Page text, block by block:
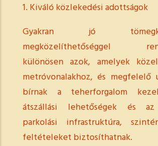
1. Kiváló közlekedési adottságok
Gyakran jó
megközelíthetőséggel
különösen azok, amelyek
metróvonalakhoz, és megfelelő
bírnak a teherforgalom
átszállási lehetőségek és az
parkolási infrastruktúra,
feltételeket biztosíthatnak.